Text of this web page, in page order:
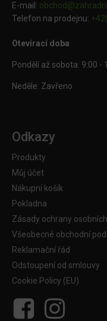
E-mail: obchod@
Telefon na prodejnu:
Otevírací doba
Pondělí až sobota: 9:00 -
Neděle: Zavřeno
Odkazy
Produkty
Můj účet
Nákupní košík
Pokladna
Zásady ochrany
Všeobecné obchodní
Reklamační řád
Odstoupení od smlouvy
Cookie Policy (EU)